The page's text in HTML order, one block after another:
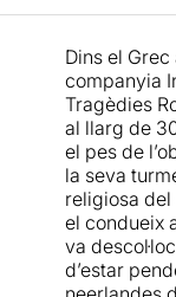
que hi ha
temps real,
d’estar
manera
Ser que
tot i que
hauríem de
incapaç de
publicada
Eduard
La
Un director
romanes"
"La voix
view from
Dins el
companyia
Tragèdies
al llarg de
el pes de
la seva
religiosa del
el condueix
va
d’estar